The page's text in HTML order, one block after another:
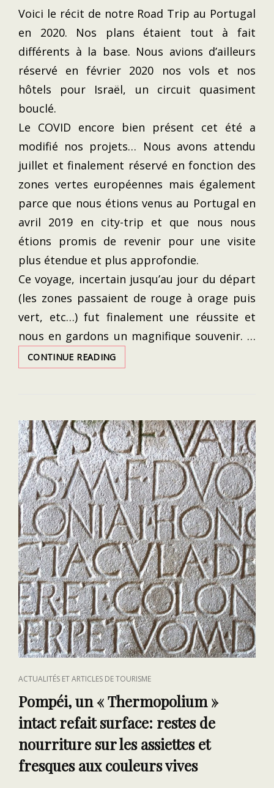
Voici le récit de notre Road Trip au Portugal
en 2020. Nos plans étaient tout à fait
différents à la base. Nous avions d’ailleurs
réservé en février 2020 nos vols et nos
hôtels pour Israël, un circuit quasiment
bouclé.
Le COVID encore bien présent cet été a
modifié nos projets… Nous avons attendu
juillet et finalement réservé en fonction des
zones vertes européennes mais également
parce que nous étions venus au Portugal en
avril 2019 en city-trip et que nous nous
étions promis de revenir pour une visite
plus étendue et plus approfondie.
Ce voyage, incertain jusqu’au jour du départ
(les zones passaient de rouge à orage puis
vert, etc…) fut finalement une réussite et
nous en gardons un magnifique souvenir. …
CONTINUE READINGROAD-
TRIP
NOTRE
CIRCUIT
LISBONNE/PORTO/DOURO/PRAIA/
CAT
LINKS
ACTUALITÉS ET ARTICLES DE TOURISME
Pompéi, un « Thermopolium »
intact refait surface: restes de
nourriture sur les assiettes et
fresques aux couleurs vives